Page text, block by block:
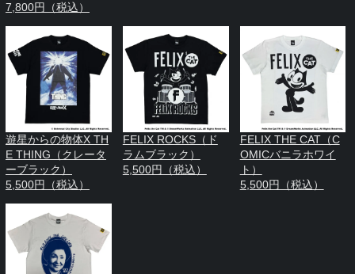
7,800円（税込）
遊星からの物体X TH
E THING（クレータ
ーブラック）
5,500円（税込）
FELIX ROCKS（ド
ラムブラック）
5,500円（税込）
FELIX THE CAT（C
OMICバニラホワイ
ト）
5,500円（税込）